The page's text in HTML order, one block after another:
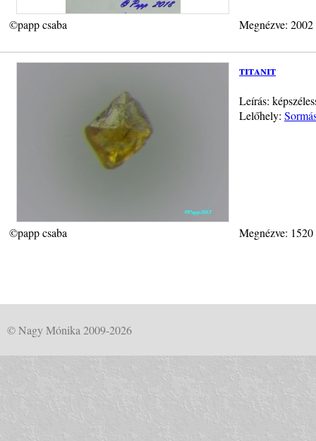
©papp csaba Megnézve:
titanit
Leírás:
Lelőhely:
©papp csaba Megnézve:
© Nagy Mónika 2009-2026